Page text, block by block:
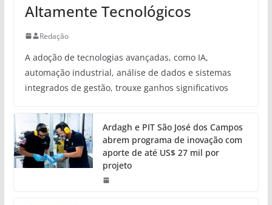
Altamente Tecnológicos
Redação
A adoção de tecnologias avançadas, como IA,
automação industrial, análise de dados e sistemas
integrados de gestão, trouxe ganhos significativos
Ardagh e PIT São José dos Campos
abrem programa de inovação com
aporte de até US$ 27 mil por
projeto